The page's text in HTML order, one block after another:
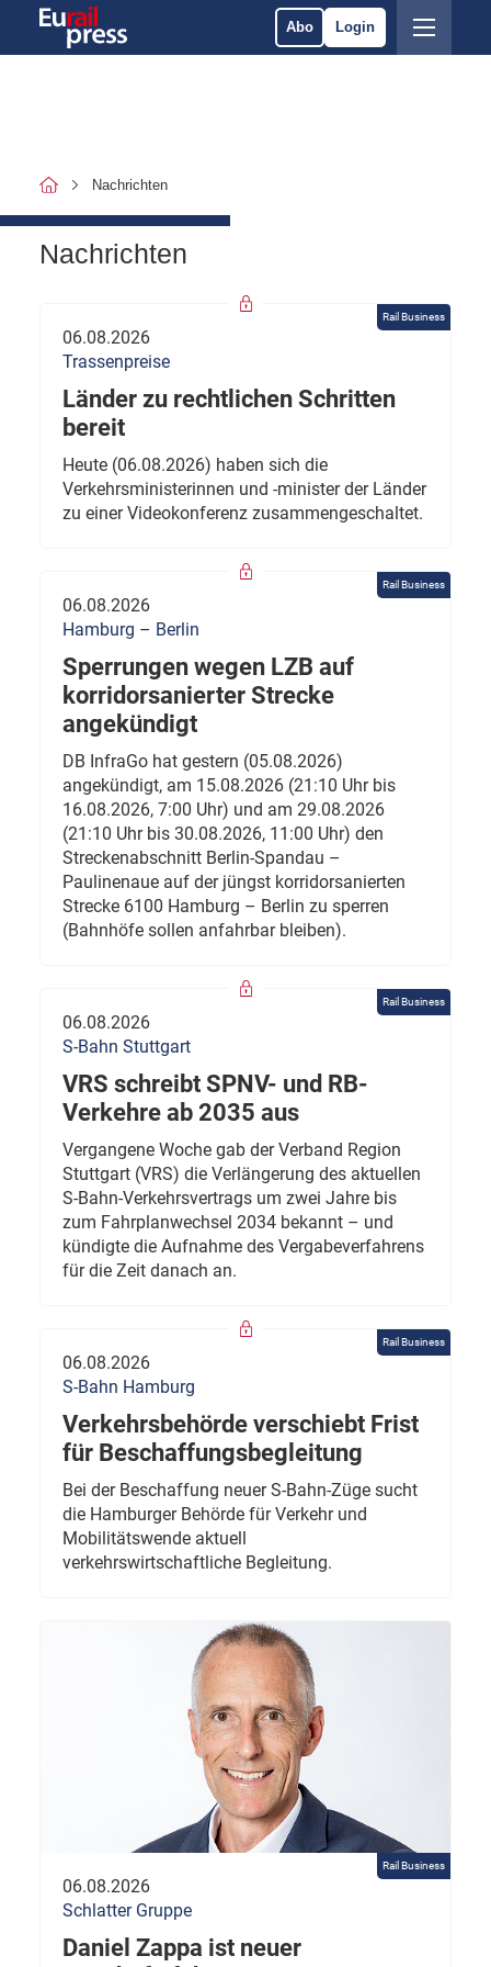
Abo Login
Nachrichten
Nachrichten
Rail Business
06.08.2026
Trassenpreise
Länder zu rechtlichen Schritten
bereit
Heute (06.08.2026) haben sich die
Verkehrsministerinnen und -minister der Länder
zu einer Videokonferenz zusammengeschaltet.
Rail Business
06.08.2026
Hamburg – Berlin
Sperrungen wegen LZB auf
korridorsanierter Strecke
angekündigt
DB InfraGo hat gestern (05.08.2026)
angekündigt, am 15.08.2026 (21:10 Uhr bis
16.08.2026, 7:00 Uhr) und am 29.08.2026
(21:10 Uhr bis 30.08.2026, 11:00 Uhr) den
Streckenabschnitt Berlin-Spandau –
Paulinenaue auf der jüngst korridorsanierten
Strecke 6100 Hamburg – Berlin zu sperren
(Bahnhöfe sollen anfahrbar bleiben).
Rail Business
06.08.2026
S-Bahn Stuttgart
VRS schreibt SPNV- und RB-
Verkehre ab 2035 aus
Vergangene Woche gab der Verband Region
Stuttgart (VRS) die Verlängerung des aktuellen
S-Bahn-Verkehrsvertrags um zwei Jahre bis
zum Fahrplanwechsel 2034 bekannt – und
kündigte die Aufnahme des Vergabeverfahrens
für die Zeit danach an.
Rail Business
06.08.2026
S-Bahn Hamburg
Verkehrsbehörde verschiebt Frist
für Beschaffungsbegleitung
Bei der Beschaffung neuer S-Bahn-Züge sucht
die Hamburger Behörde für Verkehr und
Mobilitätswende aktuell
verkehrswirtschaftliche Begleitung.
Rail Business
06.08.2026
Schlatter Gruppe
Daniel Zappa ist neuer